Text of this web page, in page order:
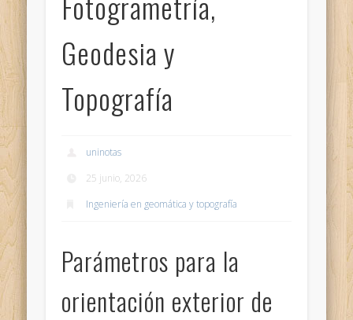
Geodesia y
Topografía
uninotas
25 junio, 2026
Ingeniería en geomática y topografía
Parámetros para la
orientación exterior de